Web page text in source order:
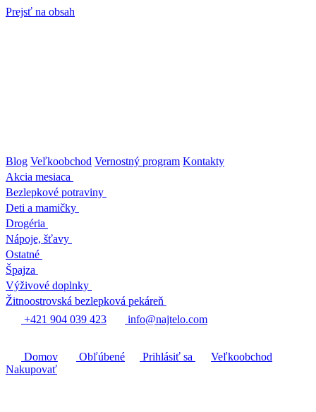
Prejsť na obsah
Blog Veľkoobchod Vernostný program Kontakty
Akcia mesiaca
Bezlepkové potraviny
Deti a mamičky
Drogéria
Nápoje, šťavy
Ostatné
Špajza
Výživové doplnky
Žitnoostrovská bezlepková pekáreň
+421 904 039 423
info@najtelo.com
Domov Obľúbené Prihlásiť sa
Veľkoobchod
Nakupovať